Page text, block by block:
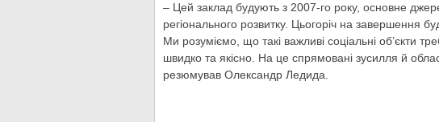
– Цей заклад будують з 2007-го року, основне
регіонального розвитку. Цьогоріч на завершення
Ми розуміємо, що такі важливі соціальні об’єкти
швидко та якісно. На це спрямовані зусилля й
резюмував Олександр Ледида.